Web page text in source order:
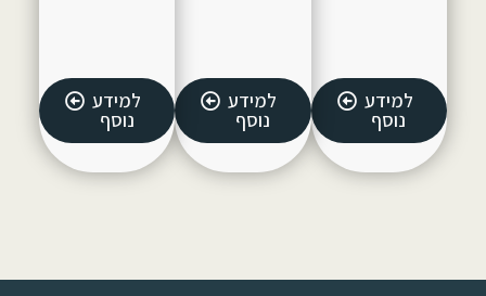
למידע
נוסף
למידע
נוסף
למידע
נוסף